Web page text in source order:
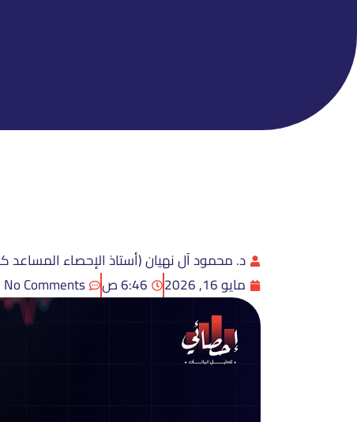
د. محمود آل نهيان (أستاذ الإحصاء المساعد
مايو 16, 2026
6:46 ص No Comments